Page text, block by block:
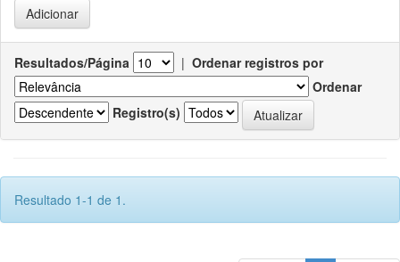
Resultados/Página | Ordenar registros por
Ordenar
Registro(s)
Resultado 1-1 de 1.